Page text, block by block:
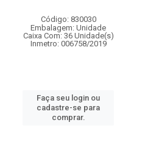
Código: 830030
Embalagem: Unidade
Caixa Com: 36 Unidade(s)
Inmetro: 006758/2019
Faça seu login ou
cadastre-se para
comprar.